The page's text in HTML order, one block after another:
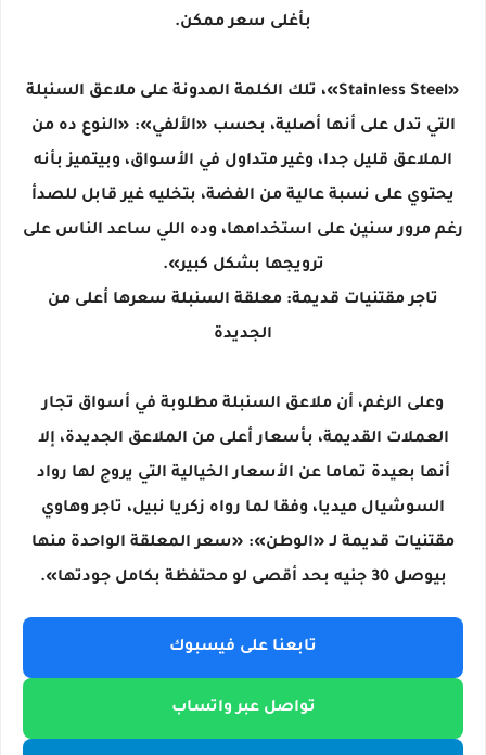
بأغلى سعر ممكن.
«Stainless Steel»، تلك الكلمة المدونة على ملاعق السنبلة
التي تدل على أنها أصلية، بحسب «الألفي»: «النوع ده من
الملاعق قليل جدا، وغير متداول في الأسواق، وبيتميز بأنه
يحتوي على نسبة عالية من الفضة، بتخليه غير قابل للصدأ
رغم مرور سنين على استخدامها، وده اللي ساعد الناس على
ترويجها بشكل كبير».
تاجر مقتنيات قديمة: معلقة السنبلة سعرها أعلى من
الجديدة
وعلى الرغم، أن ملاعق السنبلة مطلوبة في أسواق تجار
العملات القديمة، بأسعار أعلى من الملاعق الجديدة، إلا
أنها بعيدة تماما عن الأسعار الخيالية التي يروج لها رواد
السوشيال ميديا، وفقا لما رواه زكريا نبيل، تاجر وهاوي
مقتنيات قديمة لـ «الوطن»: «سعر المعلقة الواحدة منها
بيوصل 30 جنيه بحد أقصى لو محتفظة بكامل جودتها».
تابعنا على فيسبوك
تواصل عبر واتساب